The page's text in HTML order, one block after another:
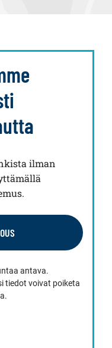
ilman
antava.
tiedot voivat poiketa